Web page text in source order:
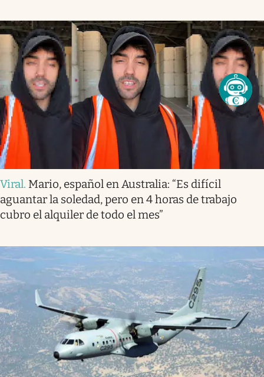
Viral. Mario, español en Australia: “Es difícil
aguantar la soledad, pero en 4 horas de trabajo
cubro el alquiler de todo el mes”